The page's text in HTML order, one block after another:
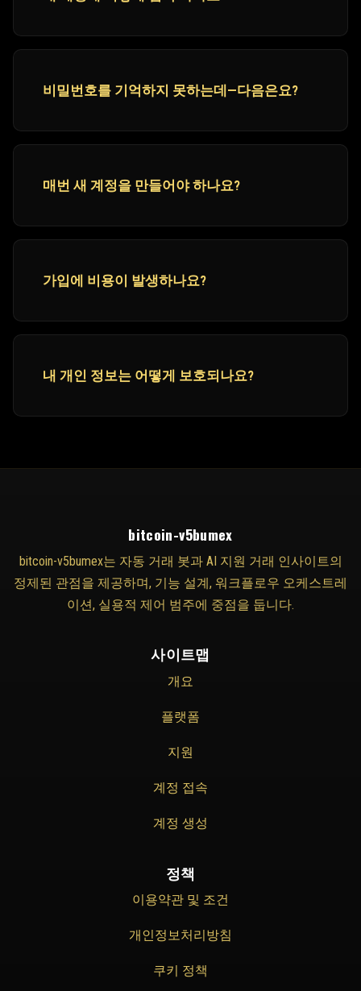
비밀번호를 기억하지 못하는데—다음은요?
매번 새 계정을 만들어야 하나요?
가입에 비용이 발생하나요?
내 개인 정보는 어떻게 보호되나요?
bitcoin-v5bumex
bitcoin-v5bumex는 자동 거래 봇과 AI 지원 거래 인사이트의
정제된 관점을 제공하며, 기능 설계, 워크플로우 오케스트레
이션, 실용적 제어 범주에 중점을 둡니다.
사이트맵
개요
플랫폼
지원
계정 접속
계정 생성
정책
이용약관 및 조건
개인정보처리방침
쿠키 정책